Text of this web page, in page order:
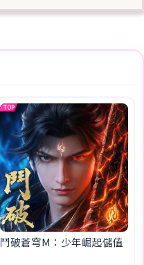
TOP
鬥破蒼穹M：少年崛起儲值